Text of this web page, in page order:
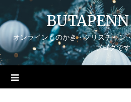
to
content
オンラインものかき・クリスチャン
ブログです